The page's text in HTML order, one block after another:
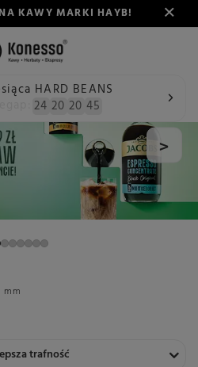
KAWY MARKI HAYB!
HARD BEANS
24 20 20 45
>
mm
sortowanie
trafność